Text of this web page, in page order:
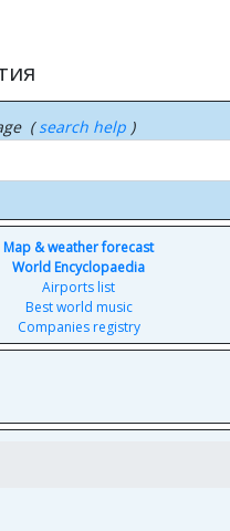
(search help )
Map & weather forecast
World Encyclopaedia
Airports list
Best world music
Companies registry